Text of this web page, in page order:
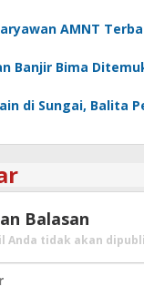
AMNT
Banjir Bima
di Sungai, Balita
Balasan
Anda tidak akan